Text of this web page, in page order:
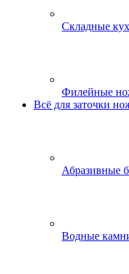
Складные
Филейные
Всё для заточки
Абразивные
Водные